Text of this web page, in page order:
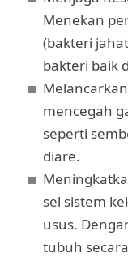
Menekan
(bakteri
bakteri baik
mencegah
seperti
diare.
sel sistem
usus.
tubuh